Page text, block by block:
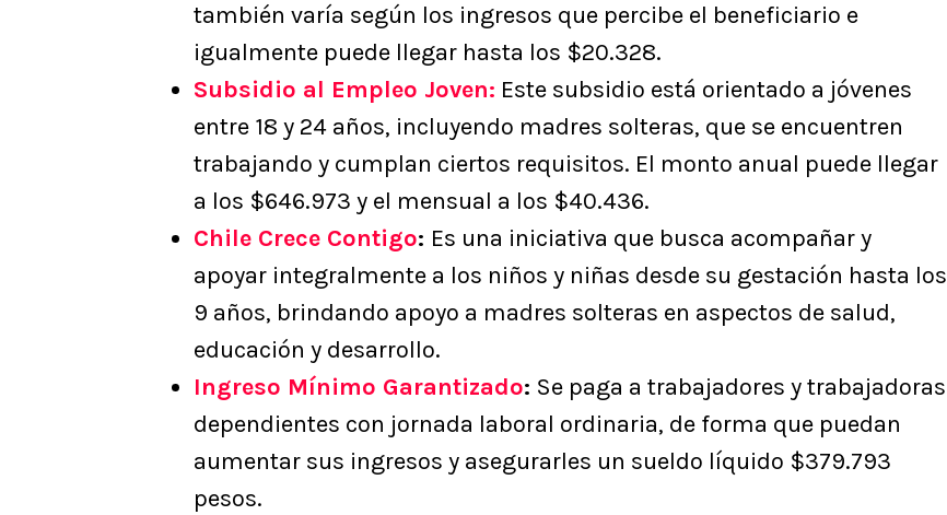
también varía según los ingresos que percibe el beneficiario e
igualmente puede llegar hasta los $20.328.
Subsidio al Empleo Joven: Este subsidio está orientado a jóvenes
entre 18 y 24 años, incluyendo madres solteras, que se encuentren
trabajando y cumplan ciertos requisitos. El monto anual puede llegar
a los $646.973 y el mensual a los $40.436.
Chile Crece Contigo: Es una iniciativa que busca acompañar y
apoyar integralmente a los niños y niñas desde su gestación hasta los
9 años, brindando apoyo a madres solteras en aspectos de salud,
educación y desarrollo.
Ingreso Mínimo Garantizado: Se paga a trabajadores y trabajadoras
dependientes con jornada laboral ordinaria, de forma que puedan
aumentar sus ingresos y asegurarles un sueldo líquido $379.793
pesos.